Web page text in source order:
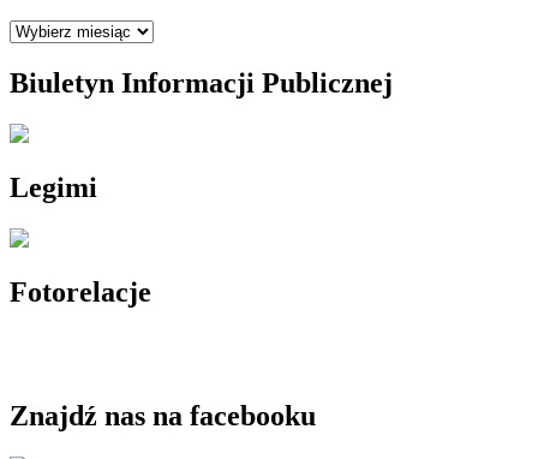
Archiwum
Biuletyn Informacji Publicznej
Legimi
Fotorelacje
Znajdź nas na facebooku